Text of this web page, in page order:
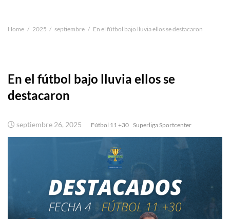
Home 2025 septiembre En el fútbol bajo lluvia ellos se destacaron
En el fútbol bajo lluvia ellos se
destacaron
septiembre 26, 2025 Fútbol 11 +30 Superliga Sportcenter